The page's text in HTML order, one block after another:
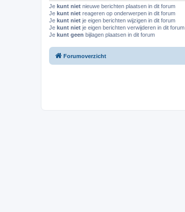
Je kunt niet nieuwe berichten plaatsen in dit forum
Je kunt niet reageren op onderwerpen in dit forum
Je kunt niet je eigen berichten wijzigen in dit forum
Je kunt niet je eigen berichten verwijderen in dit forum
Je kunt geen bijlagen plaatsen in dit forum
Forumoverzicht